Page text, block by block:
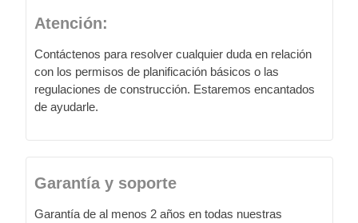
Atención:
Contáctenos para resolver cualquier duda en relación
con los permisos de planificación básicos o las
regulaciones de construcción. Estaremos encantados
de ayudarle.
Garantía y soporte
Garantía de al menos 2 años en todas nuestras